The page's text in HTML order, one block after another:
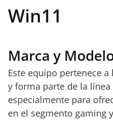
Win11
Marca y
Este equipo pertenece
y forma parte de la línea
especialmente para
en el segmento gaming